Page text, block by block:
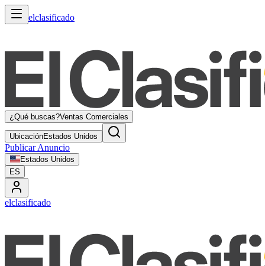
elclasificado
¿Qué buscas?Ventas Comerciales
UbicaciónEstados Unidos
Publicar Anuncio
Estados Unidos
ES
elclasificado